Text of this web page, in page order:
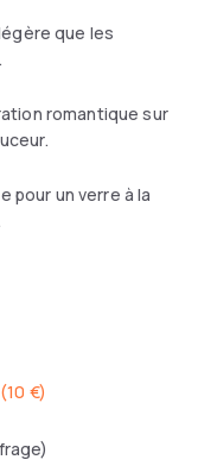
que les
romantique sur
pour un verre à la
(10 €)